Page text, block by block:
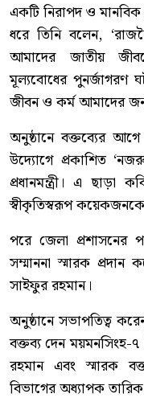
একটি নিরাপদ ও
ধরে তিনি বলেন,
আমাদের জাতীয়
মূল্যবোধের পুনর্জাগরণ
জীবন ও কর্ম আমাদের
অনুষ্ঠানে বক্তব্যের
উদ্যোগে প্রকাশিত
প্রধানমন্ত্রী। এ
স্বীকৃতিস্বরূপ
পরে জেলা প্রশাসনের
সম্মাননা স্মারক
সাইফুর রহমান।
অনুষ্ঠানে সভাপতিত্ব
বক্তব্য দেন ময়মনসিংহ-
রহমান এবং স্মারক
বিভাগের অধ্যাপক